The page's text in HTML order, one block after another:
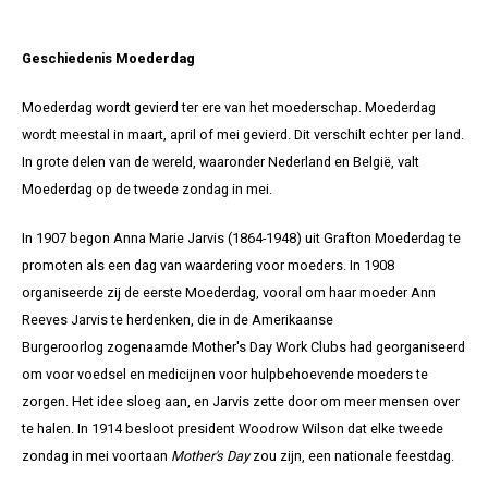
Geschiedenis Moederdag
Moederdag wordt gevierd ter ere van het moederschap. Moederdag
wordt meestal in maart, april of mei gevierd. Dit verschilt echter per land.
In grote delen van de wereld, waaronder Nederland en België, valt
Moederdag op de tweede zondag in mei.
In 1907 begon Anna Marie Jarvis (1864-1948) uit Grafton Moederdag te
promoten als een dag van waardering voor moeders. In 1908
organiseerde zij de eerste Moederdag, vooral om haar moeder Ann
Reeves Jarvis te herdenken, die in de Amerikaanse
Burgeroorlog zogenaamde Mother's Day Work Clubs had georganiseerd
om voor voedsel en medicijnen voor hulpbehoevende moeders te
zorgen. Het idee sloeg aan, en Jarvis zette door om meer mensen over
te halen. In 1914 besloot president Woodrow Wilson dat elke tweede
zondag in mei voortaan Mother's Dayzou zijn, een nationale feestdag.